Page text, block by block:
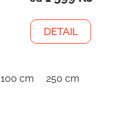
DETAIL
100 cm 250 cm